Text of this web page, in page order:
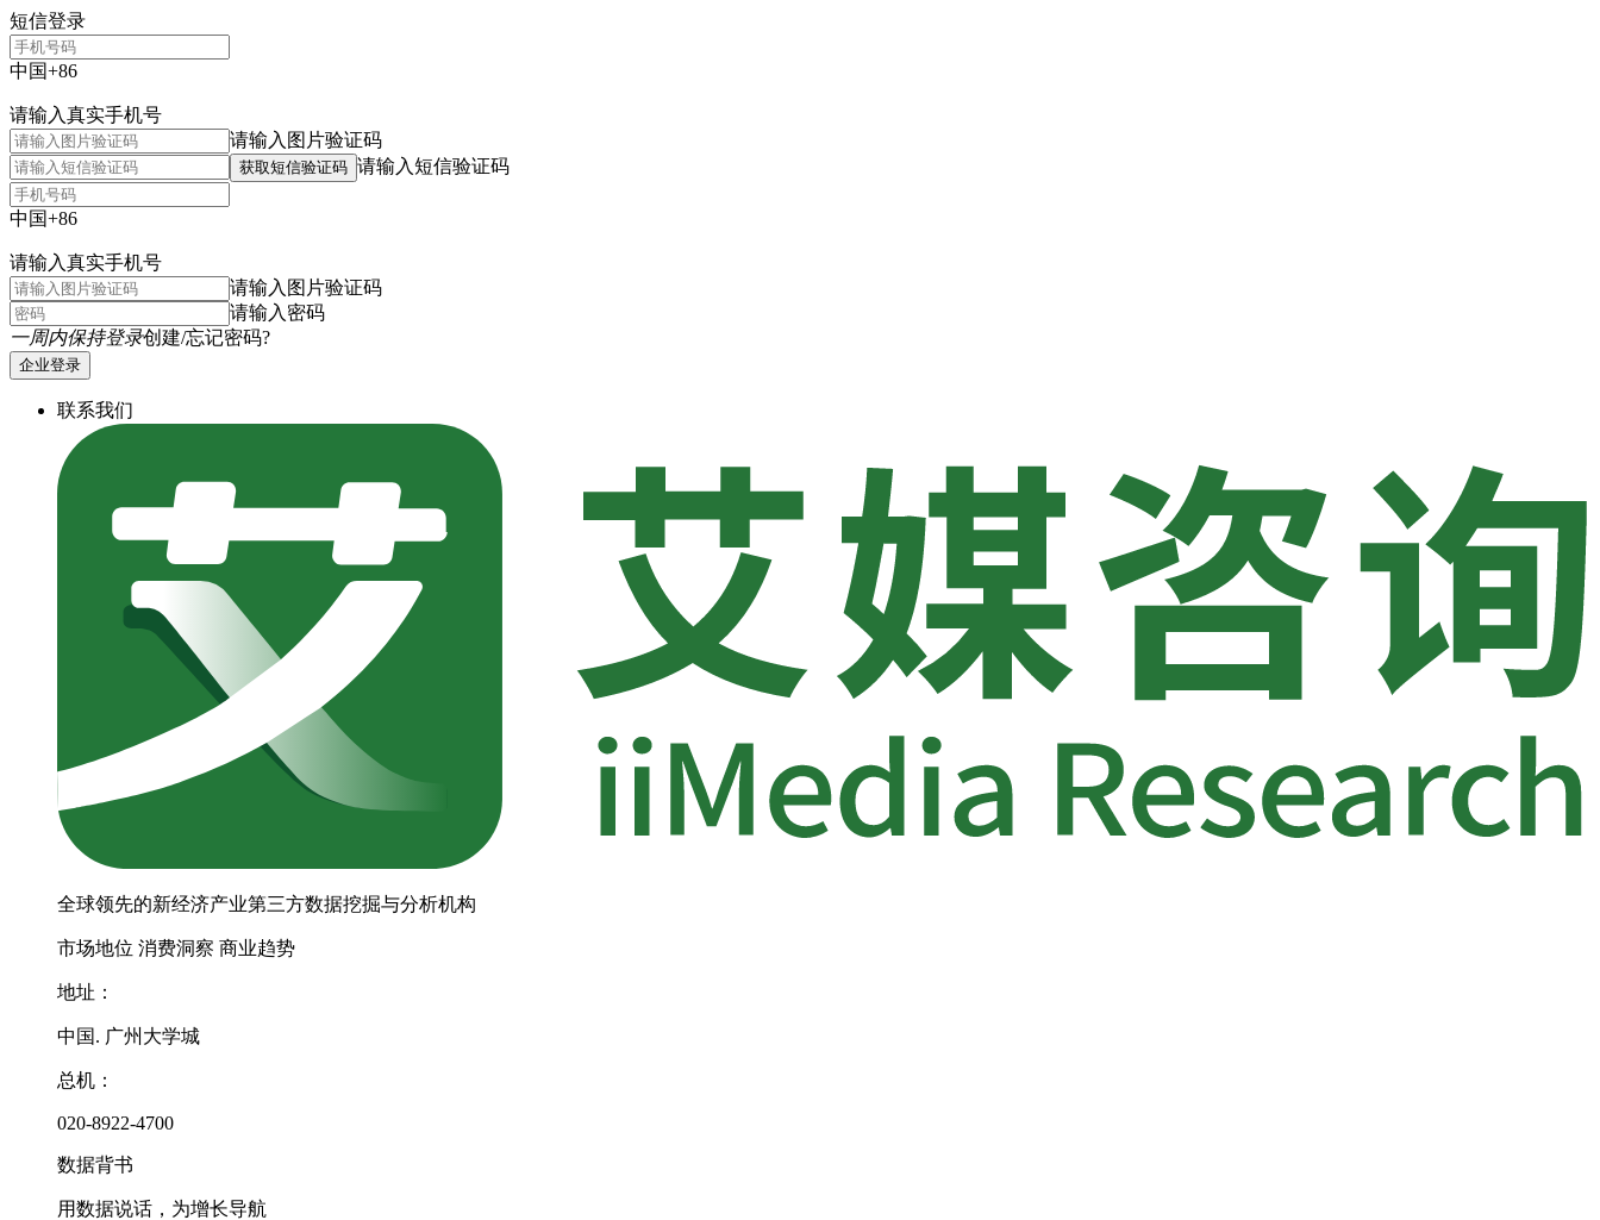
短信登录
中国+86
请输入真实手机号
请输入图片验证码
获取短信验证码 请输入短信验证码
中国+86
请输入真实手机号
请输入图片验证码
请输入密码
一周内保持登录创建/忘记密码?
企业登录
联系我们
全球领先的新经济产业第三方数据挖掘与分析机构
市场地位 消费洞察 商业趋势
地址：
中国. 广州大学城
总机：
020-8922-4700
数据背书
用数据说话，为增长导航